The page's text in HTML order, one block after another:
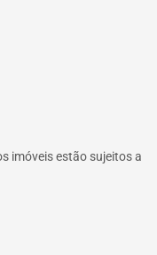
imóveis estão sujeitos a